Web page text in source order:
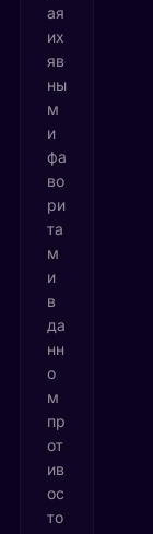
ая
их
яв
ны
м
и
фа
во
ри
та
м
и
в
да
нн
о
м
пр
от
ив
ос
то